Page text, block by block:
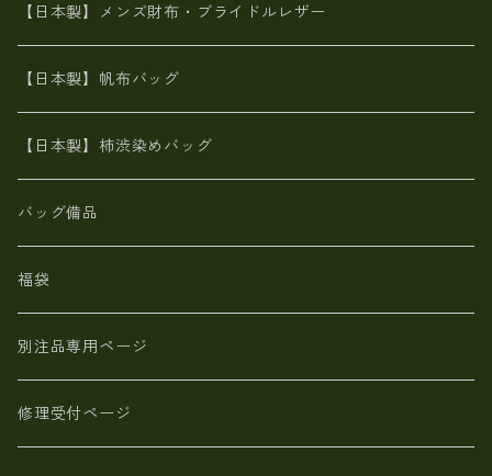
MAISON de HIROAN 【日本製】メンズ 財布
栃木レザー 【日本製】メンズ 財布
革小物・財布【日本製】メンズ レディース
【日本製】メンズ 財布 アザラシ革(シールスキン)
【日本製】メンズ財布・ブライドルレザー
【日本製】帆布バッグ
【日本製】柿渋染めバッグ
バッグ備品
福袋
別注品専用ページ
修理受付ページ